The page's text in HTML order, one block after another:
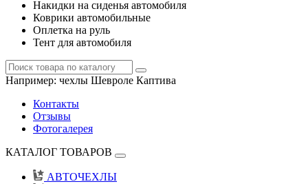
Накидки на сиденья автомобиля
Коврики автомобильные
Оплетка на руль
Тент для автомобиля
Например: чехлы Шевроле Каптива
Контакты
Отзывы
Фотогалерея
КАТАЛОГ ТОВАРОВ
АВТОЧЕХЛЫ